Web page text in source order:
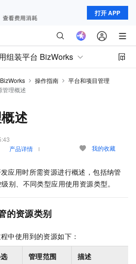
打开 APP
组装平台 BizWorks
操作指南
平台和项目管理
管理概述
述
产品详情 我的收藏
应用时所需资源进行概述，包括纳管
别、不同类型应用使用资源类型。
的资源类别
中使用到的资源如下：
管理范围 描述